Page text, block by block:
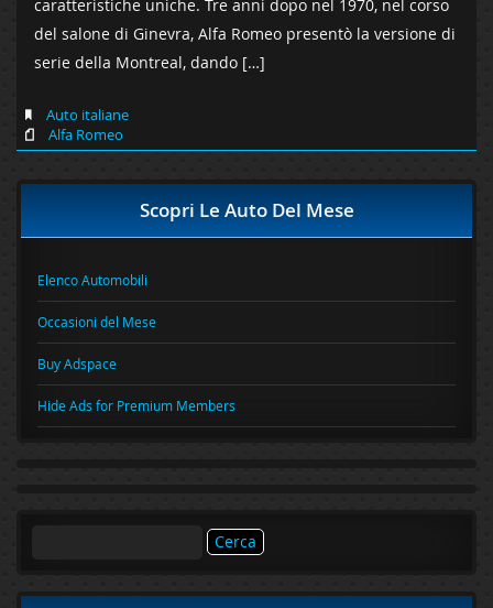
caratteristiche uniche. Tre anni dopo nel 1970, nel corso
del salone di Ginevra, Alfa Romeo presentò la versione di
serie della Montreal, dando […]
Auto italiane
Alfa Romeo
Scopri Le Auto Del Mese
Elenco Automobili
Occasioni del Mese
Buy Adspace
Hide Ads for Premium Members